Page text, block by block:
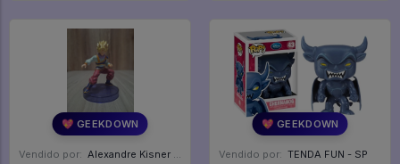
💖 GEEKDOWN
Vendido por: Alexandre Kisner - PR
💖 GEEKDOWN
Vendido por: TENDA FUN - SP